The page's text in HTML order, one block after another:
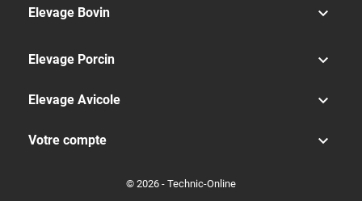
Elevage Bovin 
Elevage Porcin 
Elevage Avicole 
Votre compte 
© 2026 - Technic-Online